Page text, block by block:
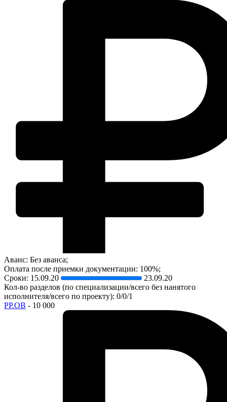
Аванс: Без аванса;
Оплата после приемки документации: 100%;
Сроки: 15.09.20
23.09.20
Кол-во разделов (по специализации/всего без нанятого
исполнителя/всего по проекту): 0/0/1
РР.ОВ - 10 000